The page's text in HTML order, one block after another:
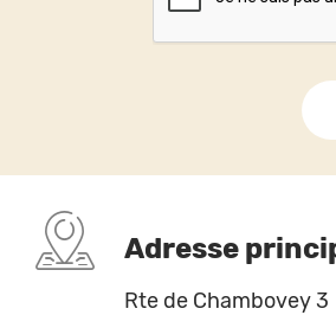
Adresse
Rte de Chambovey 3